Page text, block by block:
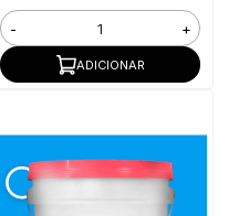
- +
ADICIONAR